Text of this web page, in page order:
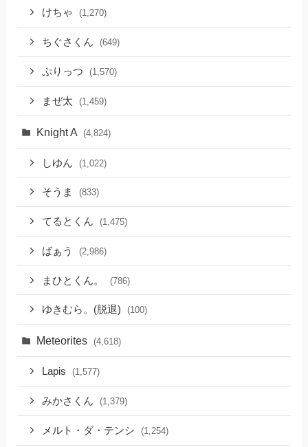
けちゃ (1,270)
ちぐさくん (649)
ぷりっつ (1,570)
まぜ太 (1,459)
Knight A (4,824)
しゆん (1,022)
そうま (833)
てるとくん (1,475)
ばぁう (2,986)
まひとくん。 (786)
ゆきむら。(脱退) (100)
Meteorites (4,618)
Lapis (1,577)
みかさくん (1,379)
メルト・ダ・テンシ (1,254)